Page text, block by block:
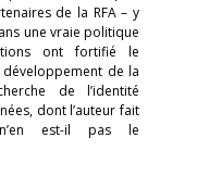
de la RFA – y
une vraie politique
ont fortifié le
développement de la
de l’identité
dont l’auteur fait
est-il pas le